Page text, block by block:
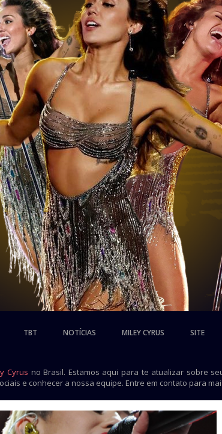
TBT NOTÍCIAS MILEY CYRUS SITE
Cyrus no Brasil. Estamos aqui para te atualizar sobre
e conhecer a nossa equipe. Entre em contato para